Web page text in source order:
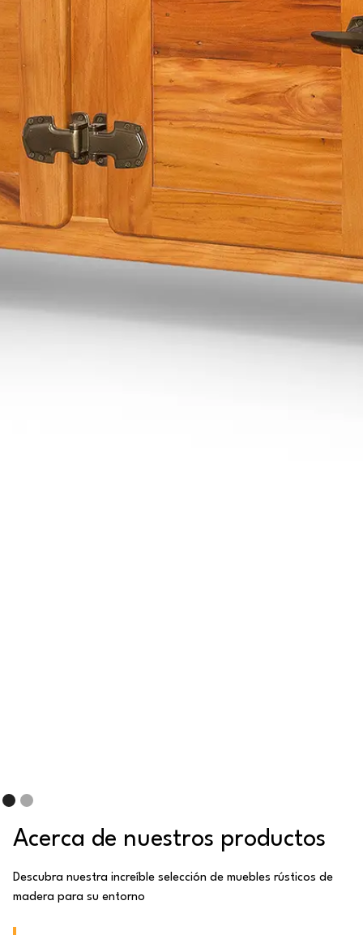
Acerca de nuestros productos
Descubra nuestra increíble selección de muebles rústicos de
madera para su entorno